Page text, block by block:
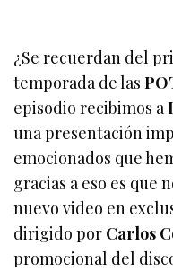
¿Se recuerdan del
temporada de las
episodio recibimos a
una presentación
emocionados que
gracias a eso es
nuevo video en
dirigido por Carlos
promocional del